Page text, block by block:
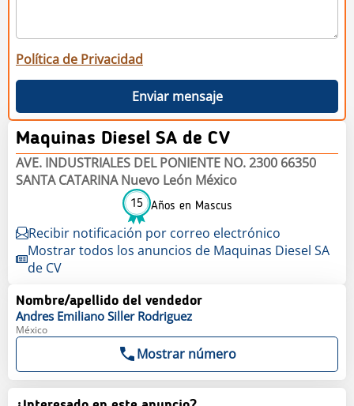
Política de Privacidad
Enviar mensaje
Maquinas Diesel SA de CV
AVE. INDUSTRIALES DEL PONIENTE NO. 2300 66350
SANTA CATARINA Nuevo León México
15 Años en Mascus
Recibir notificación por correo electrónico
Mostrar todos los anuncios de Maquinas Diesel SA
de CV
Nombre/apellido del vendedor
Andres Emiliano Siller Rodriguez
México
Mostrar número